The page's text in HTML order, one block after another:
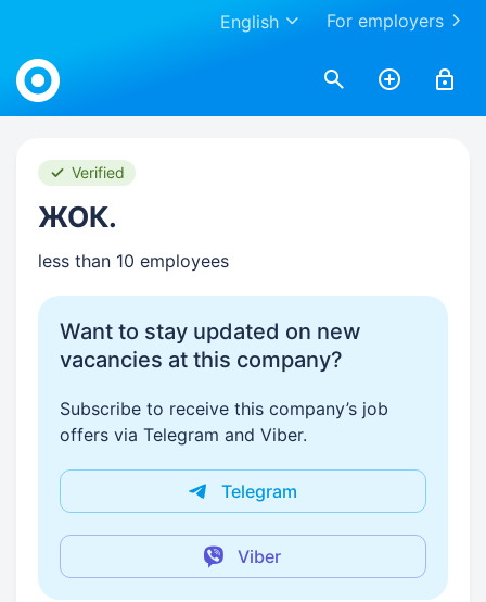
For employers
English
Work.ua
Verified
ЖОК.
less than 10 employees
Want to stay updated on new
vacancies at this company?
Subscribe to receive this company’s job
offers via Telegram and Viber.
Telegram
Viber